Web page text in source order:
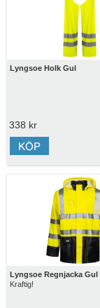
Lyngsoe Holk Gul
338 kr
Lyngsoe Regnjacka Gul
Kraftig!